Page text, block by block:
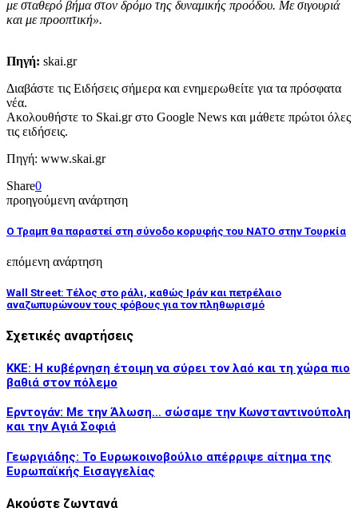
με σταθερό βήμα στον δρόμο της δυναμικής προόδου. Με σιγουριά
και με προοπτική».
Πηγή: skai.gr
Διαβάστε τις Ειδήσεις σήμερα και ενημερωθείτε για τα πρόσφατα
νέα.
Ακολουθήστε το Skai.gr στο Google News και μάθετε πρώτοι όλες
τις ειδήσεις.
Πηγή: www.skai.gr
Share0
προηγούμενη ανάρτηση
Ο Τραμπ θα παραστεί στη σύνοδο κορυφής του ΝΑΤΟ στην Τουρκία
επόμενη ανάρτηση
Wall Street: Τέλος στο ράλι, καθώς Ιράν και πετρέλαιο
αναζωπυρώνουν τους φόβους για τον πληθωρισμό
Σχετικές αναρτήσεις
ΚΚΕ: Η κυβέρνηση έτοιμη να σύρει τον λαό και τη χώρα πιο
βαθιά στον πόλεμο
Ερντογάν: Με την Άλωση… σώσαμε την Κωνσταντινούπολη
και την Αγιά Σοφιά
Γεωργιάδης: Το Ευρωκοινοβούλιο απέρριψε αίτημα της
Ευρωπαϊκής Εισαγγελίας
Ακούστε ζωντανά